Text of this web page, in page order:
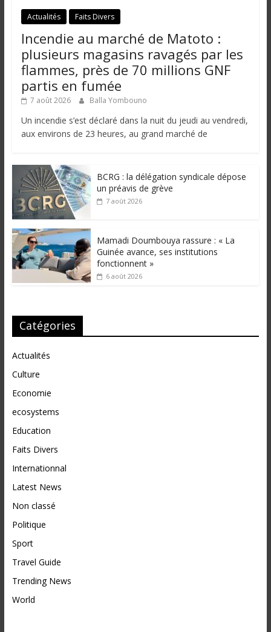
Actualités Faits Divers
Incendie au marché de Matoto :
plusieurs magasins ravagés par les
flammes, près de 70 millions GNF
partis en fumée
7 août 2026 Balla Yombouno
Un incendie s’est déclaré dans la nuit du jeudi au vendredi,
aux environs de 23 heures, au grand marché de
BCRG : la délégation syndicale dépose
un préavis de grève
7 août 2026
Mamadi Doumbouya rassure : « La
Guinée avance, ses institutions
fonctionnent »
6 août 2026
Catégories
Actualités
Culture
Economie
ecosystems
Education
Faits Divers
Internationnal
Latest News
Non classé
Politique
Sport
Travel Guide
Trending News
World